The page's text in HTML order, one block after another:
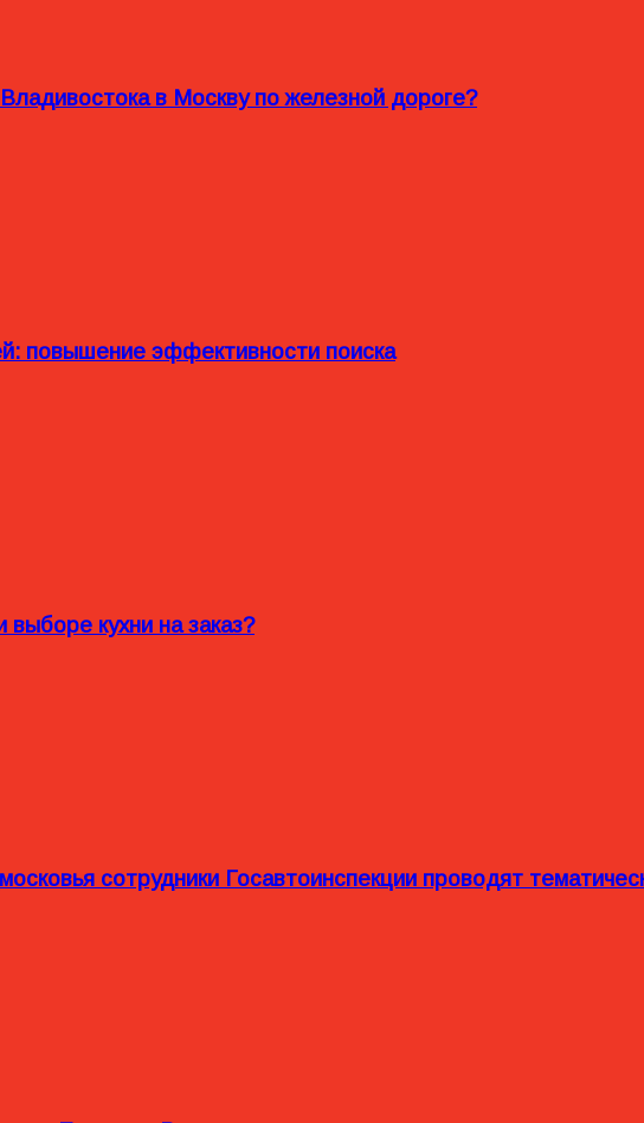
в Москву по железной дороге?
повышение эффективности поиска
кухни на заказ?
сотрудники Госавтоинспекции проводят